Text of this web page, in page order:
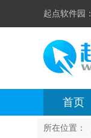
起点软件园：
首页
所在位置：